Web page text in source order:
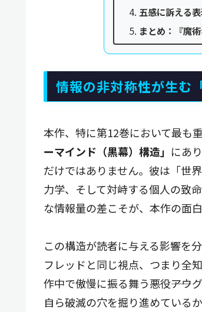
五感に訴える
まとめ：『魔
情報の非対称性が生む
本作、特に第12巻において最も
ーマインド（黒幕）構造」 にあ
だけではありません。彼は「世
力学、そして対峙する個人の致
な情報量の差こそが、本作の面白
この構造が読者に与える影響を
フレッドと同じ視点、つまり全
作中で傲慢に振る舞う悪役――ア
自ら破滅の穴を掘り進めている